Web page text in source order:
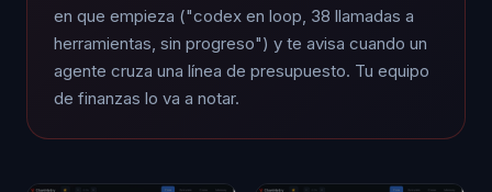
en que empieza ("codex en loop, 38 llamadas a
herramientas, sin progreso") y te avisa cuando un
agente cruza una línea de presupuesto. Tu equipo
de finanzas lo va a notar.